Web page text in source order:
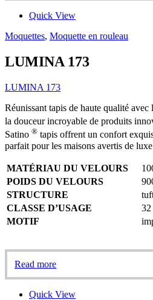
Quick View
Moquettes, Moquette en rouleau
LUMINA 173
LUMINA 173
Réunissant tapis de haute qualité avec
la douceur incroyable de produits
Satino ® tapis offrent un confort
parfait pour les maisons avertis de
MATÉRIAU DU VELOURS
POIDS DU VELOURS
STRUCTURE
CLASSE D’USAGE
32
MOTIF
Read more
Quick View